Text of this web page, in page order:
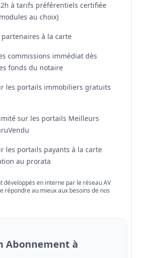
à tarifs préférentiels certifiée
au choix)
partenaires à la carte
commissions immédiat dès
fonds du notaire
les portails immobiliers gratuits
sur les portails Meilleurs
les portails payants à la carte
au prorata
développés en interne par le réseau AV
répondre au mieux aux besoins de nos
Abonnement à